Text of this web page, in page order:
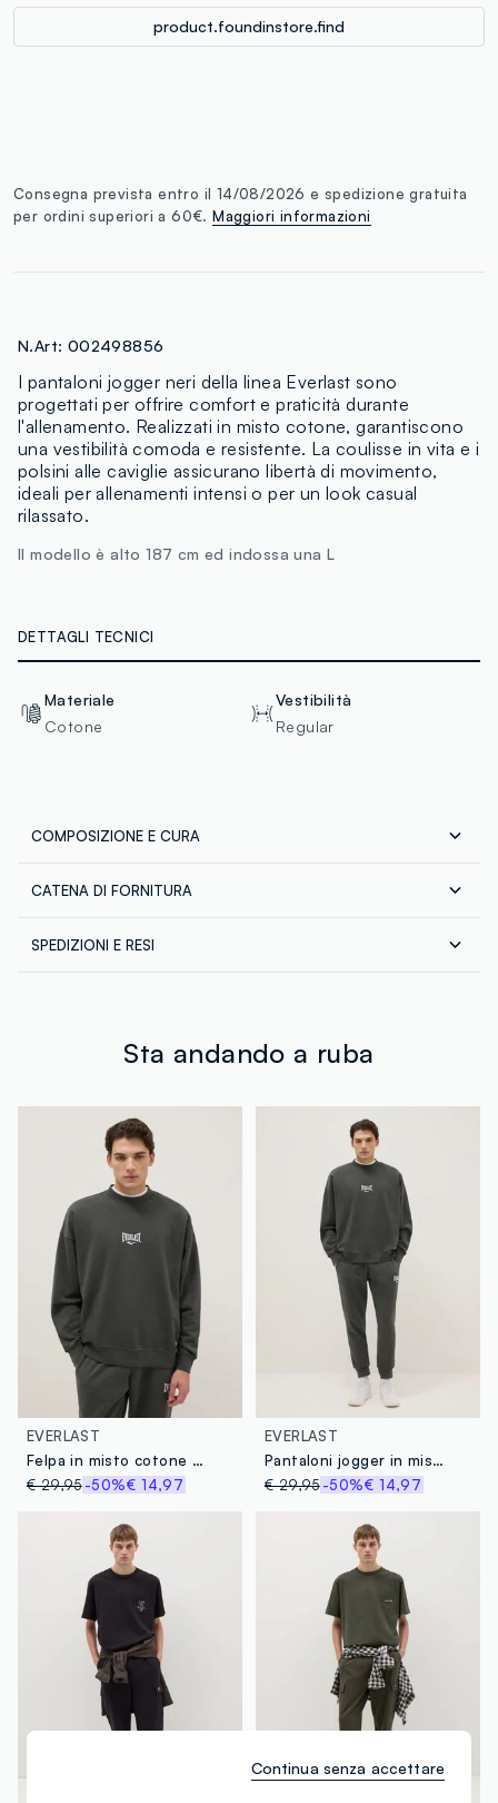
product.foundinstore.find
Consegna prevista entro il 14/08/2026 e spedizione gratuita
per ordini superiori a 60€.Maggiori informazioni
N.Art: 002498856
I pantaloni jogger neri della linea Everlast sono
progettati per offrire comfort e praticità durante
l'allenamento. Realizzati in misto cotone, garantiscono
una vestibilità comoda e resistente. La coulisse in vita e i
polsini alle caviglie assicurano libertà di movimento,
ideali per allenamenti intensi o per un look casual
rilassato.
Il modello è alto 187 cm ed indossa una L
DETTAGLI TECNICI
Materiale
Cotone
Vestibilità
Regular
COMPOSIZIONE E CURA
Composizione: 88% COTONE,12% POLIESTERE
CATENA DI FORNITURA
JB LICENSES SRL
SPEDIZIONI E RESI
tuoi prodotti in negozio, il servizio è sempre gratuito.
Sta andando a ruba
EVERLAST
Felpa in misto cotone nero regular fit con logo Everlast
€ 29,95-50%€ 14,97
EVERLAST
Pantaloni jogger in misto cotone grigio regular fit con logo Everlast
€ 29,95 -50%€ 14,97
Continua senza accettare